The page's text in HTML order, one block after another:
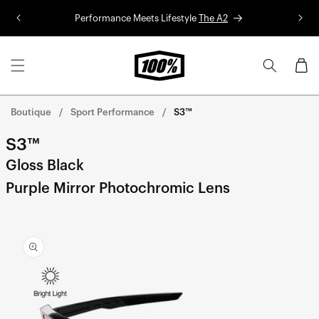
Performance Meets Lifestyle The A2
Panier
Boutique Sport Performance S3™
S3™
Gloss Black
Purple Mirror Photochromic Lens
informations
sur le
produit